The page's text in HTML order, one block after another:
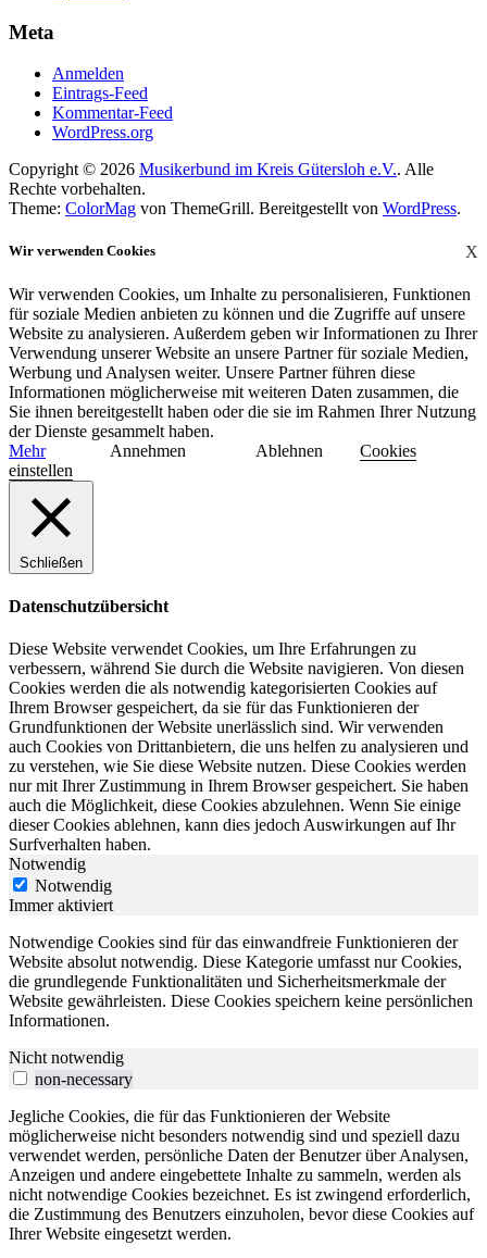
Meta
Anmelden
Eintrags-Feed
Kommentar-Feed
WordPress.org
Copyright © 2026 Musikerbund im Kreis Gütersloh e.V.. Alle
Rechte vorbehalten.
Theme: ColorMag von ThemeGrill. Bereitgestellt von WordPress.
X
Wir verwenden Cookies
Wir verwenden Cookies, um Inhalte zu personalisieren, Funktionen
für soziale Medien anbieten zu können und die Zugriffe auf unsere
Website zu analysieren. Außerdem geben wir Informationen zu Ihrer
Verwendung unserer Website an unsere Partner für soziale Medien,
Werbung und Analysen weiter. Unsere Partner führen diese
Informationen möglicherweise mit weiteren Daten zusammen, die
Sie ihnen bereitgestellt haben oder die sie im Rahmen Ihrer Nutzung
der Dienste gesammelt haben.
Mehr
Annehmen Ablehnen
Cookies
einstellen
Schließen
Datenschutzübersicht
Diese Website verwendet Cookies, um Ihre Erfahrungen zu
verbessern, während Sie durch die Website navigieren. Von diesen
Cookies werden die als notwendig kategorisierten Cookies auf
Ihrem Browser gespeichert, da sie für das Funktionieren der
Grundfunktionen der Website unerlässlich sind. Wir verwenden
auch Cookies von Drittanbietern, die uns helfen zu analysieren und
zu verstehen, wie Sie diese Website nutzen. Diese Cookies werden
nur mit Ihrer Zustimmung in Ihrem Browser gespeichert. Sie haben
auch die Möglichkeit, diese Cookies abzulehnen. Wenn Sie einige
dieser Cookies ablehnen, kann dies jedoch Auswirkungen auf Ihr
Surfverhalten haben.
Notwendig
Notwendig
Immer aktiviert
Notwendige Cookies sind für das einwandfreie Funktionieren der
Website absolut notwendig. Diese Kategorie umfasst nur Cookies,
die grundlegende Funktionalitäten und Sicherheitsmerkmale der
Website gewährleisten. Diese Cookies speichern keine persönlichen
Informationen.
Nicht notwendig
non-necessary
Jegliche Cookies, die für das Funktionieren der Website
möglicherweise nicht besonders notwendig sind und speziell dazu
verwendet werden, persönliche Daten der Benutzer über Analysen,
Anzeigen und andere eingebettete Inhalte zu sammeln, werden als
nicht notwendige Cookies bezeichnet. Es ist zwingend erforderlich,
die Zustimmung des Benutzers einzuholen, bevor diese Cookies auf
Ihrer Website eingesetzt werden.